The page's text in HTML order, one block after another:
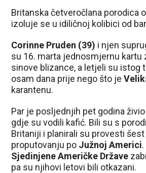
Britanska četveročlana porodica
izoluje se u idiličnoj kolibici od
Corinne Pruden (39) i njen
su 16. marta jednosmjernu kartu
sinove blizance, a letjeli su istog
osam dana prije nego što je
karantenu.
Par je posljednjih pet godina živio
gdje su vodili kafić. Bili su s
Britaniji i planirali su provesti
proputovanju po Južnoj Americi
Sjedinjene Američke Države
pa su njihovi letovi bili otkazani.